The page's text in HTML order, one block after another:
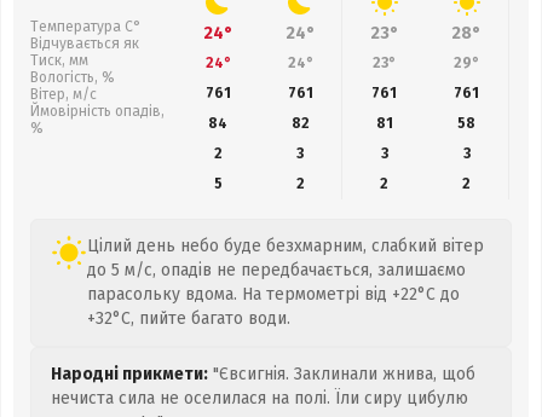
Температура С°
Відчувається як
Тиск, мм
Вологість, %
Вітер, м/с
Ймовірність опадів,
%
24° 24° 23° 28°
24° 24° 23° 29°
761
761 761 761
84
82 81 58
2
3 3
3
5
2 2 2
Цілий день небо буде безхмарним, слабкий вітер
до 5 м/с, опадів не передбачається, залишаємо
парасольку вдома. На термометрі від +22°C до
+32°C, пийте багато води.
Народні прикмети: "Євсигнія. Заклинали жнива, щоб
нечиста сила не оселилася на полі. Їли сиру цибулю